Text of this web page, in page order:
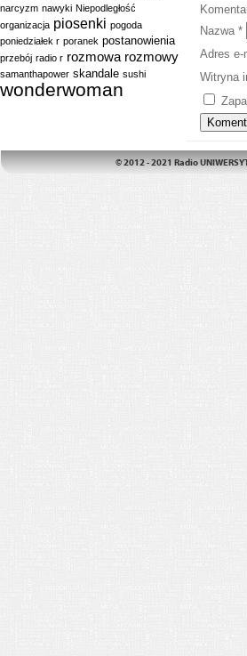
narcyzm nawyki Niepodległość
organizacja piosenki pogoda
poniedziałek r poranek postanowienia
przebój radio r rozmowa rozmowy
samanthapower skandale sushi
wonderwoman
Nazwa *
Adres e-
Witryna
© 2012 - 2021 Radio